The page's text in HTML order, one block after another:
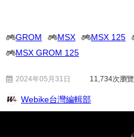
GROM MSX MSX 125
MSX GROM 125
2024年05月31日 11,734次瀏覽
Webike台灣編輯部